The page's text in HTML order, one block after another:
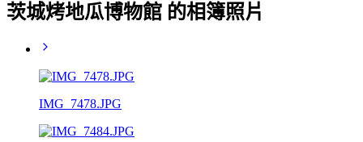
茨城烤地瓜博物館 的相簿照片
IMG_7478.JPG